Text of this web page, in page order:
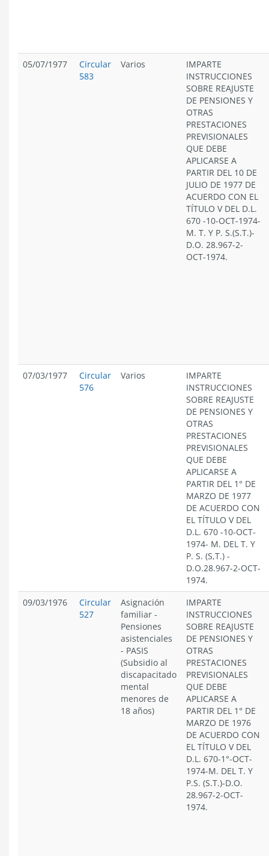
05/07/1977
Circular
583
Varios
IMPARTE
INSTRUCCIONES
SOBRE REAJUSTE
DE PENSIONES Y
OTRAS
PRESTACIONES
PREVISIONALES
QUE DEBE
APLICARSE A
PARTIR DEL 10 DE
JULIO DE 1977 DE
ACUERDO CON EL
TÍTULO V DEL D.L.
670 -10-OCT-1974-
M. T. Y P. S.(S.T.)-
D.O. 28.967-2-
OCT-1974.
07/03/1977
Circular
576
Varios
IMPARTE
INSTRUCCIONES
SOBRE REAJUSTE
DE PENSIONES Y
OTRAS
PRESTACIONES
PREVISIONALES
QUE DEBE
APLICARSE A
PARTIR DEL 1° DE
MARZO DE 1977
DE ACUERDO CON
EL TÍTULO V DEL
D.L. 670 -10-OCT-
1974- M. DEL T. Y
P. S. (S,T.) -
D.O.28.967-2-OCT-
1974.
09/03/1976
Circular
527
Asignación
familiar -
Pensiones
asistenciales
- PASIS
(Subsidio al
discapacitado
mental
menores de
18 años)
IMPARTE
INSTRUCCIONES
SOBRE REAJUSTE
DE PENSIONES Y
OTRAS
PRESTACIONES
PREVISIONALES
QUE DEBE
APLICARSE A
PARTIR DEL 1° DE
MARZO DE 1976
DE ACUERDO CON
EL TÍTULO V DEL
D.L. 670-1°-OCT-
1974-M. DEL T. Y
P.S. (S.T.)-D.O.
28.967-2-OCT-
1974.